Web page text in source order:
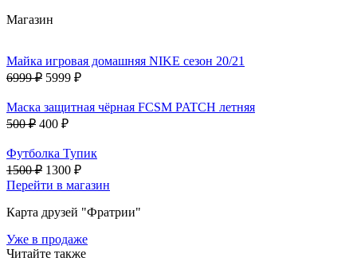
Магазин
Майка игровая домашняя NIKE сезон 20/21
6999 ₽ 5999 ₽
Маска защитная чёрная FCSM PATCH летняя
500 ₽ 400 ₽
Футболка Тупик
1500 ₽ 1300 ₽
Перейти в магазин
Карта друзей "Фратрии"
Уже в продаже
Читайте также